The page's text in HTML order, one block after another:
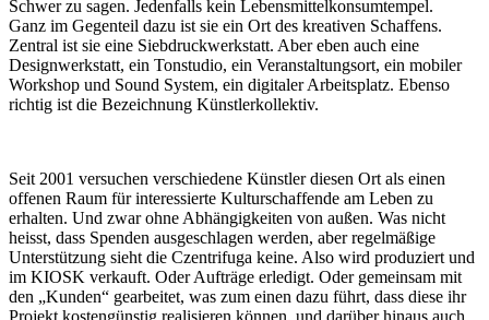
Schwer zu sagen. Jedenfalls kein Lebensmittelkonsumtempel.
Ganz im Gegenteil dazu ist sie ein Ort des kreativen Schaffens.
Zentral ist sie eine Siebdruckwerkstatt. Aber eben auch eine
Designwerkstatt, ein Tonstudio, ein Veranstaltungsort, ein mobiler
Workshop und Sound System, ein digitaler Arbeitsplatz. Ebenso
richtig ist die Bezeichnung Künstlerkollektiv.
Seit 2001 versuchen verschiedene Künstler diesen Ort als einen
offenen Raum für interessierte Kulturschaffende am Leben zu
erhalten. Und zwar ohne Abhängigkeiten von außen. Was nicht
heisst, dass Spenden ausgeschlagen werden, aber regelmäßige
Unterstützung sieht die Czentrifuga keine. Also wird produziert und
im KIOSK verkauft. Oder Aufträge erledigt. Oder gemeinsam mit
den „Kunden“ gearbeitet, was zum einen dazu führt, dass diese ihr
Projekt kostengünstig realisieren können, und darüber hinaus auch